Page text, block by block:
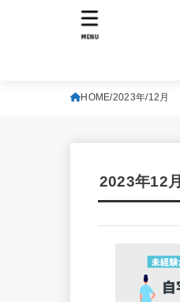
MENU
HOME 2023年 12月
2023年12月